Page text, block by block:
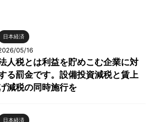
日本経済
05/16
人税とは利益を貯めこむ企業に対
る罰金です。設備投資減税と賃上
減税の同時施行を
日本経済